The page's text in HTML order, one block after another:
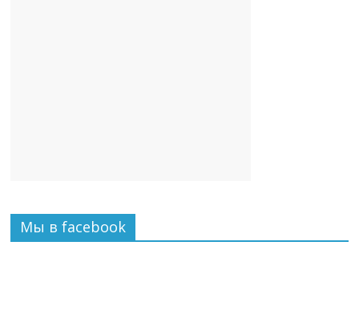
Мы в facebook